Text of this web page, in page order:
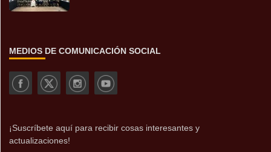
MEDIOS DE COMUNICACIÓN SOCIAL
¡Suscríbete aquí para recibir cosas interesantes y
actualizaciones!